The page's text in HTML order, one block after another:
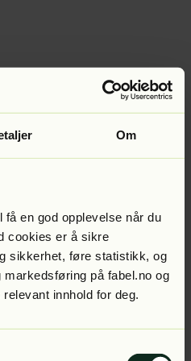
Om
en god opplevelse når du
cookies er å sikre
sikkerhet, føre statistikk, og
på fabel.no og
innhold for deg.